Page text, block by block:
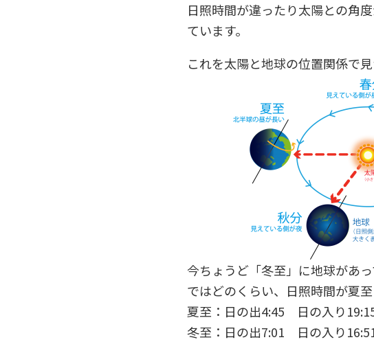
日照時間が違ったり太陽との角
ています。
これを太陽と地球の位置関係で
今ちょうど「冬至」に地球があ
ではどのくらい、日照時間が夏
夏至：日の出4:45 日の入り
冬至：日の出7:01 日の入り